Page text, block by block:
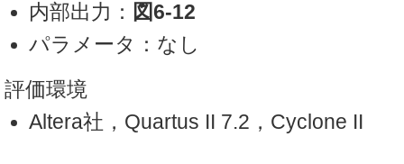
内部出力： 図6-12
パラメータ：なし
評価環境
Altera社，Quartus II 7.2，Cyclone II